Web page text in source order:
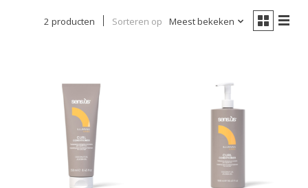
2 producten Sorteren op Meest bekeken